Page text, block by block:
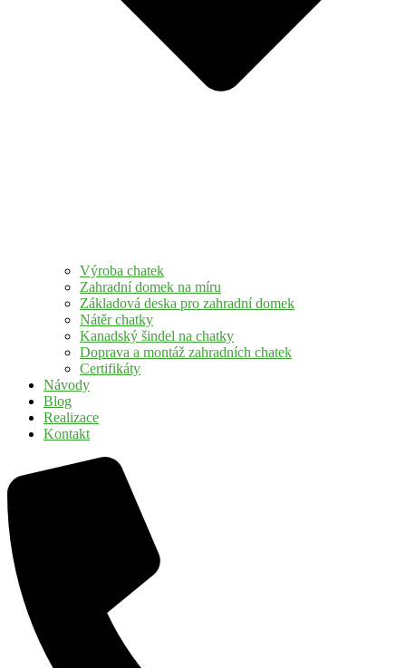
Výroba chatek
Zahradní domek na míru
Základová deska pro zahradní domek
Nátěr chatky
Kanadský šindel na chatky
Doprava a montáž zahradních chatek
Certifikáty
Návody
Blog
Realizace
Kontakt